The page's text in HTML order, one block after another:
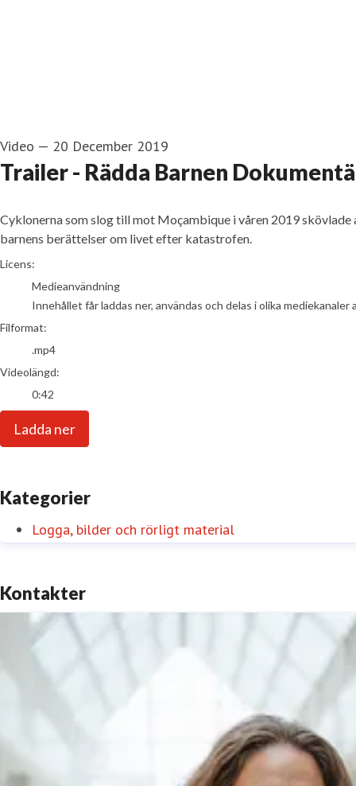
Video — 20 December 2019
Trailer - Rädda Barnen
Cyklonerna som slog till mot Moçambique i våren 2019 skövlade
barnens berättelser om livet efter katastrofen.
go to media item
Licens:
Medieanvändning
Innehållet får laddas ner, användas och delas i olika
Filformat:
.mp4
Videolängd:
0:42
Ladda ner
Kategorier
Logga, bilder och rörligt material
Kontakter